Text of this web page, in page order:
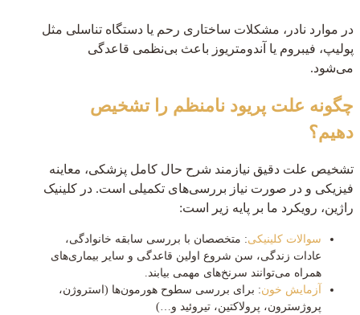
در موارد نادر، مشکلات ساختاری رحم یا دستگاه تناسلی مثل
پولیپ، فیبروم یا آندومتریوز باعث بی‌نظمی قاعدگی
می‌شود.
چگونه علت پریود نامنظم را تشخیص
دهیم؟
تشخیص علت دقیق نیازمند شرح حال کامل پزشکی، معاینه
فیزیکی و در صورت نیاز بررسی‌های تکمیلی است. در کلینیک
راژین، رویکرد ما بر پایه زیر است:
سوالات کلینیکی: متخصصان با بررسی سابقه خانوادگی،
عادات زندگی، سن شروع اولین قاعدگی و سایر بیماری‌های
همراه می‌توانند سرنخ‌های مهمی بیابند.
آزمایش خون: برای بررسی سطوح هورمون‌ها (استروژن،
پروژسترون، پرولاکتین، تیروئید و…)